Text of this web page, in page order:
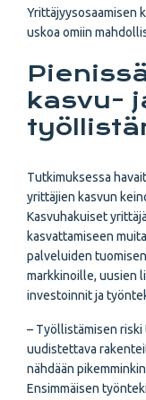
Yrittäjyysosaamisen
uskoa omiin
kasvu-
Tutkimuksessa
yrittäjien kasvun
Kasvuhakuiset
kasvattamiseen
palveluiden
markkinoille, uusien
investoinnit ja
– Työllistämisen
uudistettava
nähdään
Ensimmäisen